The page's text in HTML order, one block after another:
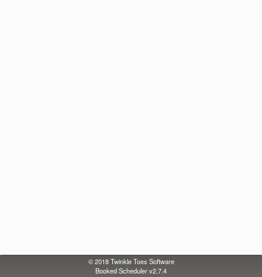
© 2018Twinkle Toes Software
Booked Scheduler v2.7.4